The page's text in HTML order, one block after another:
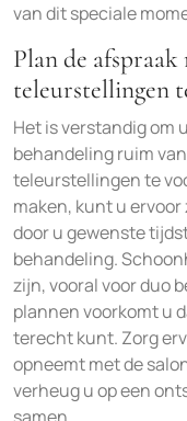
van dit speciale
Plan de
teleurstellingen
Het is verstandig om
behandeling ruim
teleurstellingen te
maken, kunt u
door u gewenste
behandeling.
zijn, vooral voor duo
plannen voorkomt u
terecht kunt. Zorg
opneemt met de
verheug u op een